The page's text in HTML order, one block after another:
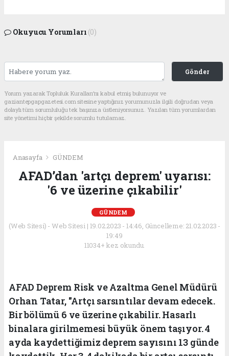
Okuyucu Yorumları (0)
Gönder
Yorum yazarak Topluluk Kuralları’nı kabul etmiş bulunuyor ve
gaziantepgapgazetesi.com sitesine yaptığınız yorumunuzla ilgili doğrudan veya
dolaylı tüm sorumluluğu tek başınıza üstleniyorsunuz. Yazılan tüm yorumlardan
site yönetimi hiçbir şekilde sorumlu tutulamaz.
Anasayfa GÜNDEM
AFAD’dan 'artçı deprem' uyarısı:
'6 ve üzerine çıkabilir'
GÜNDEM
(Web Sitesi) - Web Sitesi | 19.02.2023 - 14:46, Güncelleme: 21.02.2023 -
19:49
11034+ kez okundu.
AFAD Deprem Risk ve Azaltma Genel Müdürü
Orhan Tatar, "Artçı sarsıntılar devam edecek.
Bir bölümü 6 ve üzerine çıkabilir. Hasarlı
binalara girilmemesi büyük önem taşıyor. 4
ayda kaydettiğimiz deprem sayısını 13 günde